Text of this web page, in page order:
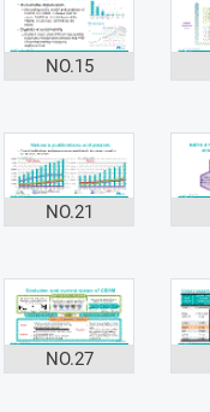
NO.15
NO.21
NO.27